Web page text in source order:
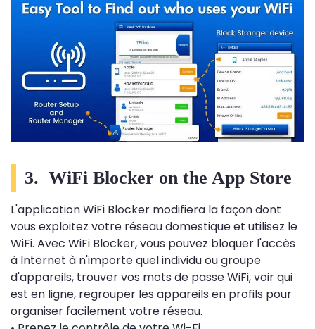
3. WiFi Blocker on the App Store
L'application WiFi Blocker modifiera la façon dont
vous exploitez votre réseau domestique et utilisez le
WiFi. Avec WiFi Blocker, vous pouvez bloquer l'accès
à Internet à n'importe quel individu ou groupe
d'appareils, trouver vos mots de passe WiFi, voir qui
est en ligne, regrouper les appareils en profils pour
organiser facilement votre réseau.